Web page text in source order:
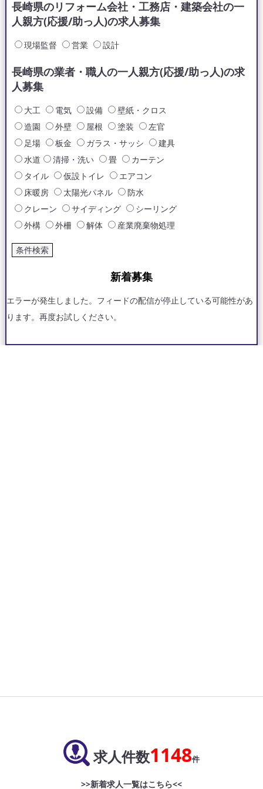
長崎県のリフォーム会社・工務店・建築会社の一
人親方(応援/助っ人)の求人募集
現場監督 営業 設計
長崎県の業者・職人の一人親方(応援/助っ人)の求
人募集
大工 電気 設備
壁紙・クロス
造園
外壁 屋根 塗装
左官
足場
板金 ガラス・サッシ
建具
水道
清掃・洗い 畳
カーテン
タイル
仮設トイレ
エアコン
床暖房
太陽光パネル
防水
クレーン
サイディング
シーリング
外構
外柵 解体 産業廃棄物処理
新着募集
エラーが発生しました。フィードの配信が停止している可能性があ
ります。再度お試しください。
求人件数1148件
>>新着求人一覧はこちら<<